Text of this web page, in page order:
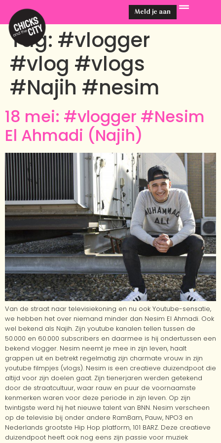
Meld je aan
Tag: #vlogger
#vlog #vlogs
#Najih #nesim
18 mei: #vlogger #Nesim
El Ahmadi (Najih)
Van de straat naar televisiekoning en nu ook Youtube-sensatie,
we hebben het over niemand minder dan Nesim El Ahmadi. Ook
wel bekend als Najih. Zijn youtube kanalen tellen tussen de
50.000 en 60.000 subscribers en daarmee is hij ondertussen een
bekend vlogger. Nesim neemt je mee in zijn leven, haalt
grappen uit en betrekt regelmatig zijn charmate vrouw in zijn
youtube filmpjes (vlogs). Nesim is een creatieve duizendpoot die
altijd voor zijn doelen gaat. Zijn tienerjaren werden getekend
door de straatcultuur, waar rauw en puur de voornaamste
kenmerken waren voor deze periode in zijn leven. Op zijn
twintigste werd hij het nieuwe talent van BNN. Nesim verscheen
op de televisie bij onder andere RamBam, Pauw, NPO3 en
Nederlands grootste Hip Hop platform, 101 BARZ. Deze creatieve
duizendpoot heeft ook nog eens zijn passie voor muziek